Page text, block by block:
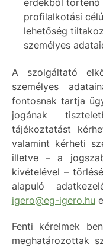
profilalkotási
lehetőség
személyes
A szolgáltató
személyes
fontosnak tartja
jogának
tájékoztatást
valamint kérheti
illetve – a
kivételével –
alapuló
igero@eg-igero.hu
Fenti kérelmek
meghatározottak